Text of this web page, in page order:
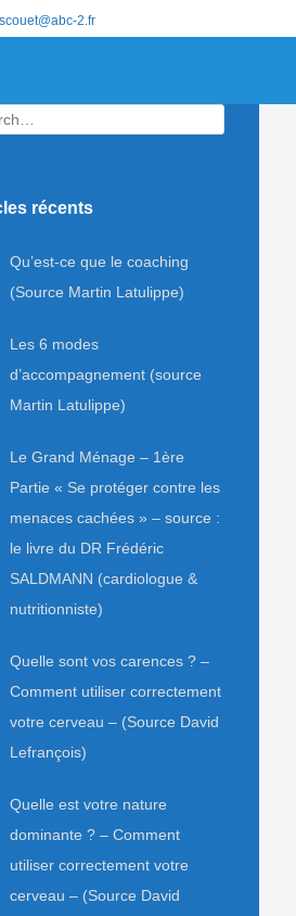
2.fr
récents
Qu’est-ce que le coaching
(Source Martin Latulippe)
Les 6 modes
d’accompagnement (source
Martin Latulippe)
Le Grand Ménage – 1ère
Partie « Se protéger contre les
menaces cachées » – source :
le livre du DR Frédéric
SALDMANN (cardiologue &
nutritionniste)
Quelle sont vos carences ? –
Comment utiliser correctement
votre cerveau – (Source David
Lefrançois)
Quelle est votre nature
dominante ? – Comment
utiliser correctement votre
cerveau – (Source David